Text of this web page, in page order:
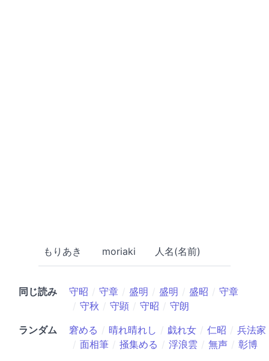
もりあき moriaki 人名(名前)
同じ読み 守昭 守章 盛明 盛明 盛昭
守章
守秋
守顕 守昭
守朗
ランダム
窘める 晴れ晴れし 戯れ女 仁昭
兵法家
面相筆
掻集める 浮浪雲 無声 彰博